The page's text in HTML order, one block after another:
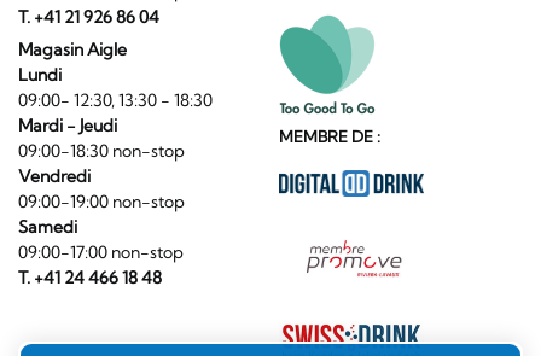
T. +41 21 926 86 04
Magasin Aigle
Lundi
09:00- 12:30, 13:30 - 18:30
Mardi - Jeudi
09:00-18:30 non-stop
Vendredi
09:00-19:00 non-stop
Samedi
09:00-17:00 non-stop
T. +41 24 466 18 48
MEMBRE DE :